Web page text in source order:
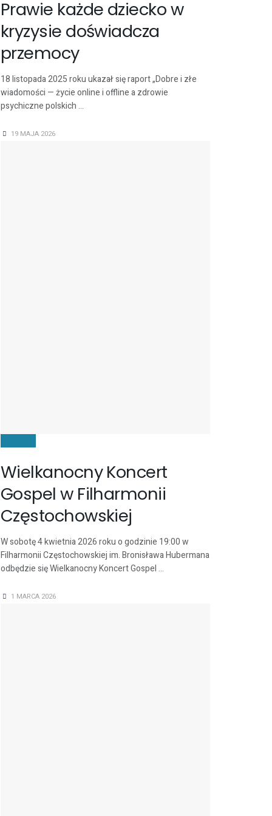
Prawie każde dziecko w
kryzysie doświadcza
przemocy
18 listopada 2025 roku ukazał się raport „Dobre i złe
wiadomości — życie online i offline a zdrowie
psychiczne polskich ...
19 MAJA 2026
Wielkanocny Koncert
Gospel w Filharmonii
Częstochowskiej
W sobotę 4 kwietnia 2026 roku o godzinie 19:00 w
Filharmonii Częstochowskiej im. Bronisława Hubermana
odbędzie się Wielkanocny Koncert Gospel ...
1 MARCA 2026